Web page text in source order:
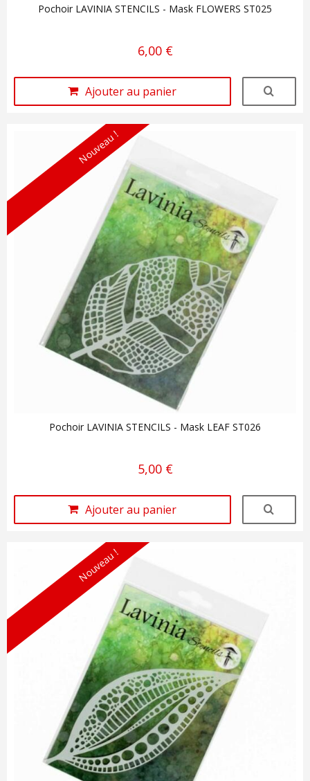
Pochoir LAVINIA STENCILS - Mask FLOWERS ST025
6,00 €
Ajouter au panier
Nouveau !
Pochoir LAVINIA STENCILS - Mask LEAF ST026
5,00 €
Ajouter au panier
Nouveau !